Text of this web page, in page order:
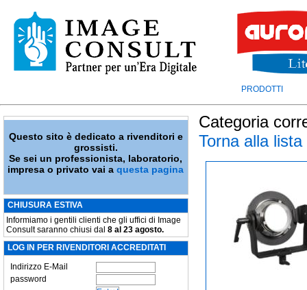
PRODOTTI
Questo sito è dedicato a rivenditori e
grossisti.
Se sei un professionista, laboratorio,
impresa o privato vai aquesta pagina
CHIUSURA ESTIVA
Informiamo i gentili clienti che gli uffici di Image
Consult saranno chiusi dal 8 al 23 agosto.
LOG IN PER RIVENDITORI ACCREDITATI
Indirizzo E-Mail
password
Categoria
Torna alla lista